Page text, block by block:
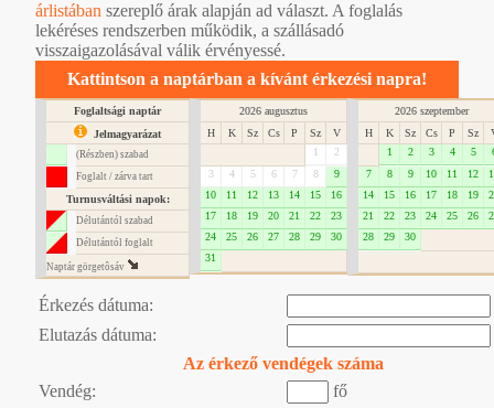
árlistában szereplő árak alapján ad választ. A foglalás
lekéréses rendszerben működik, a szállásadó
visszaigazolásával válik érvényessé.
Kattintson a naptárban a kívánt érkezési napra!
Foglaltsági naptár
Jelmagyarázat
(Részben) szabad
Foglalt / zárva tart
Turnusváltási napok:
Délutántól szabad
Délutántól foglalt
Naptár görgetôsáv
2026 augusztus
H
K Sz Cs P Sz
V
1
2
3
4 5 6 7 8
9
10
11 12 13 14 15
16
17
18 19 20 21 22
23
24
25 26 27 28 29
30
31
2026 szeptember
H
K Sz Cs P Sz
1
2 3 4 5
7
8 9 10 11 12
14
15 16 17 18 19
21
22 23 24 25 26
28
29 30
Érkezés dátuma:
Elutazás dátuma:
Az érkező vendégek száma
Vendég:
fő